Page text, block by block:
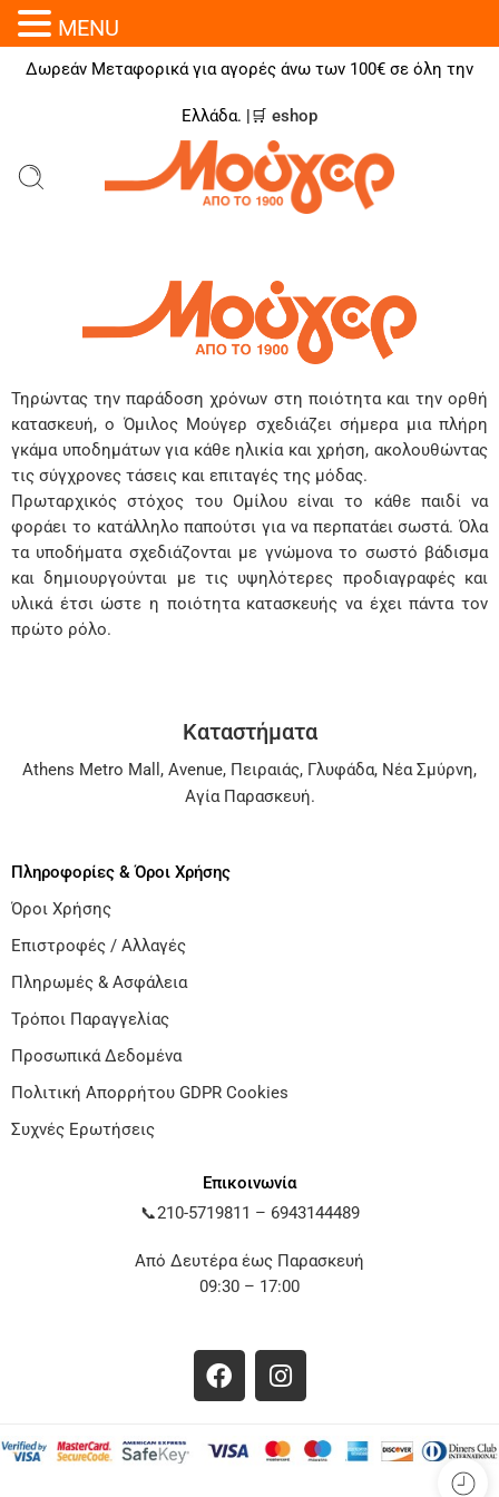
Δωρεάν Μεταφορικά για αγορές άνω των 100€ σε όλη την
Ελλάδα. |🛒 eshop
Τηρώντας την παράδοση χρόνων στη ποιότητα και την ορθή
κατασκευή, ο Όμιλος Μούγερ σχεδιάζει σήμερα μια πλήρη
γκάμα υποδημάτων για κάθε ηλικία και χρήση, ακολουθώντας
τις σύγχρονες τάσεις και επιταγές της μόδας.
Πρωταρχικός στόχος του Ομίλου είναι το κάθε παιδί να
φοράει το κατάλληλο παπούτσι για να περπατάει σωστά. Όλα
τα υποδήματα σχεδιάζονται με γνώμονα το σωστό βάδισμα
και δημιουργούνται με τις υψηλότερες προδιαγραφές και
υλικά έτσι ώστε η ποιότητα κατασκευής να έχει πάντα τον
πρώτο ρόλο.
Καταστήματα
Athens Metro Mall , Avenue, Πειραιάς, Γλυφάδα, Νέα Σμύρνη,
Αγία Παρασκευή.
Πληροφορίες & Όροι Χρήσης
Όροι Χρήσης
Επιστροφές / Αλλαγές
Πληρωμές & Ασφάλεια
Τρόποι Παραγγελίας
Προσωπικά Δεδομένα
Πολιτική Απορρήτου GDPR Cookies
Συχνές Ερωτήσεις
Επικοινωνία
📞210-5719811 – 6943144489
Από Δευτέρα έως Παρασκευή
09:30 – 17:00
MENU